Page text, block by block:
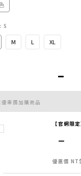
: S
M L XL
優惠價加購商品
【官網限
優惠價